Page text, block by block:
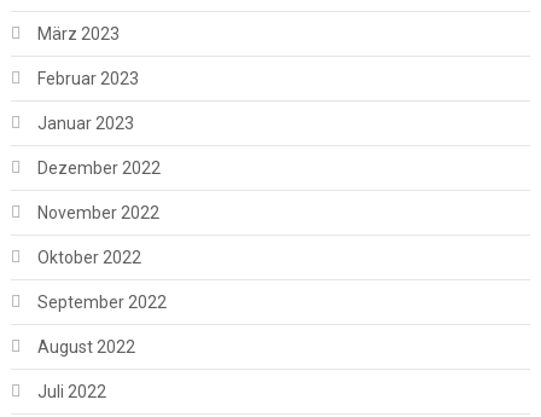
März 2023
Februar 2023
Januar 2023
Dezember 2022
November 2022
Oktober 2022
September 2022
August 2022
Juli 2022